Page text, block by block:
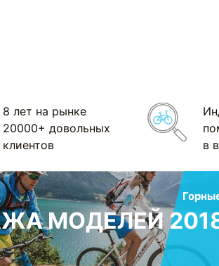
8 лет на рынке
20000+ довольных
клиентов
в
МОДЕЛЕЙ